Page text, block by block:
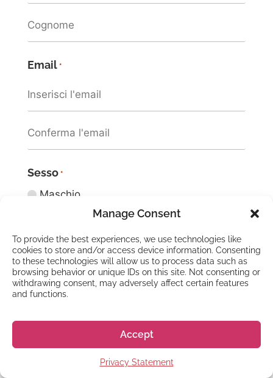
Manage Consent
To provide the best experiences, we use technologies like
cookies to store and/or access device information. Consenting
to these technologies will allow us to process data such as
browsing behavior or unique IDs on this site. Not consenting or
withdrawing consent, may adversely affect certain features
and functions.
Accept
Privacy Statement
Email *
Sesso *
Maschio
X/Preferisco non specificarlo
Data di nascita *
Quale titolo di studio possiedi?
Diploma delle medie